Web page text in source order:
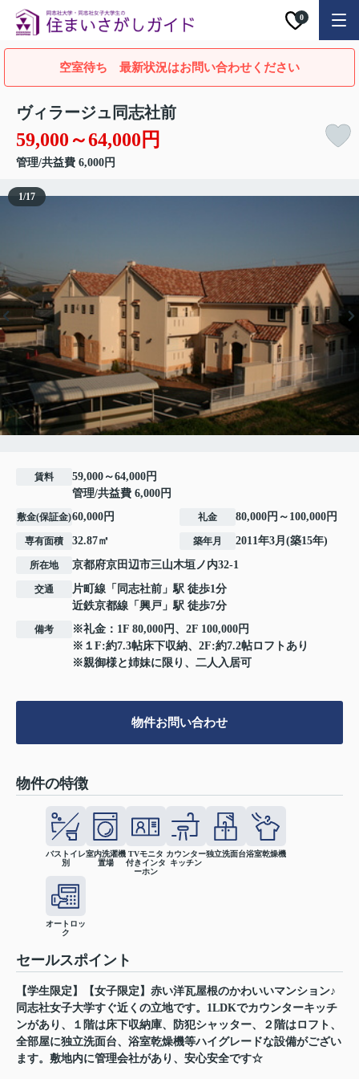
0
空室待ち 最新状況はお問い合わせください
ヴィラージュ同志社前
59,000～64,000円
管理/共益費 6,000円
1/17
賃料
59,000～64,000円
管理/共益費 6,000円
敷金(保証金)60,000円 礼金 80,000円～100,000円
専有面積 32.87㎡ 築年月 2011年3月(築15年)
所在地 京都府京田辺市三山木垣ノ内32-1
交通 片町線 「 同志社前 」駅 徒歩1分
近鉄京都線 「 興戸 」駅 徒歩7分
備考
※礼金：1F 80,000円、2F 100,000円
※１F:約7.3帖床下収納、2F:約7.2帖ロフトあり
※親御様と姉妹に限り、二人入居可
物件お問い合わせ
物件の特徴
バストイレ
別
室内洗濯機
置場
TVモニタ
付きインタ
ーホン
カウンター
キッチン
独立洗面台浴室乾燥機
オートロッ
ク
セールスポイント
【学生限定】【女子限定】赤い洋瓦屋根のかわいいマンション♪
同志社女子大学すぐ近くの立地です。1LDKでカウンターキッチ
ンがあり、１階は床下収納庫、防犯シャッター、２階はロフト、
全部屋に独立洗面台、浴室乾燥機等ハイグレードな設備がござい
ます。敷地内に管理会社があり、安心安全です☆